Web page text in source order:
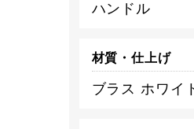
ハンドル
材質・仕上げ
ブラス ホワイ